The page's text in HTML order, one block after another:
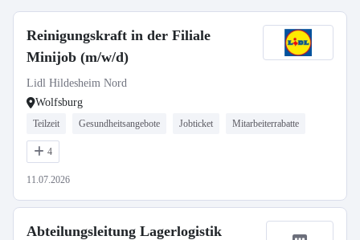
Reinigungskraft in der Filiale
Minijob (m/w/d)
Lidl Hildesheim Nord
Wolfsburg
Teilzeit Gesundheitsangebote Jobticket Mitarbeiterrabatte
4
11.07.2026
Abteilungsleitung Lagerlogistik